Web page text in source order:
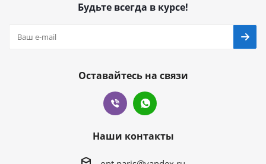
Будьте всегда в курсе!
Оставайтесь на связи
Наши контакты